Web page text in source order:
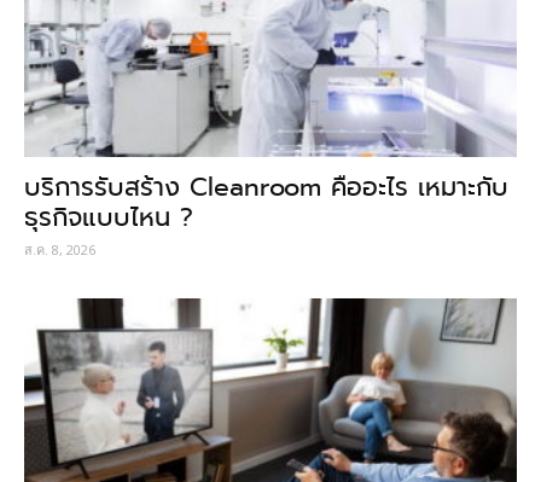
บริการรับสร้าง Cleanroom คืออะไร เหมาะกับ
ธุรกิจแบบไหน ?
ส.ค. 8, 2026